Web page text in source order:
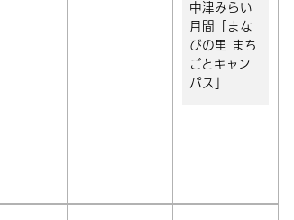
中津みらい
月間「まな
びの里 まち
ごとキャン
パス」